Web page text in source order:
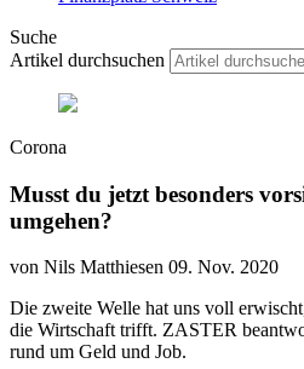
Suche
Artikel durchsuchen
Corona
Musst du jetzt besonders
umgehen?
von Nils Matthiesen 09. Nov. 2020
Die zweite Welle hat uns voll
die Wirtschaft trifft. ZASTER
rund um Geld und Job.